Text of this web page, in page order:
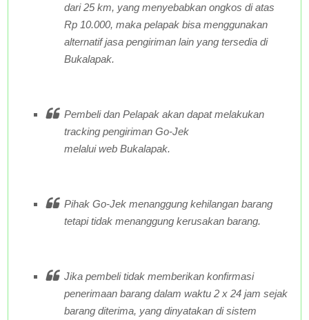
dari 25 km, yang menyebabkan ongkos di atas
Rp 10.000, maka pelapak bisa menggunakan
alternatif jasa pengiriman lain yang tersedia di
Bukalapak.
Pembeli dan Pelapak akan dapat melakukan
tracking pengiriman Go-Jek
melaluiweb Bukalapak.
Pihak Go-Jek menanggung kehilangan barang
tetapi tidak menanggung kerusakan barang.
Jika pembeli tidak memberikan konfirmasi
penerimaan barang dalam waktu 2 x 24 jam sejak
barang diterima, yang dinyatakan di sistem